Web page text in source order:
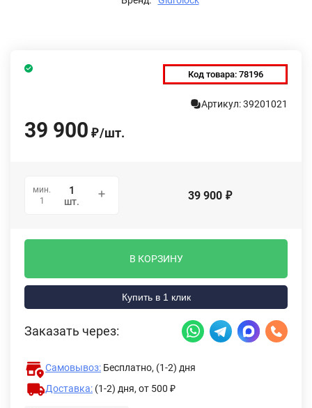
Код товара: 78196
Артикул: 39201021
39 900 ₽/шт.
мин.
1
шт. 39 900 ₽
В КОРЗИНУ
Купить в 1 клик
Заказать через:
Самовывоз: Бесплатно, (1-2) дня
Доставка: (1-2) дня, от 500 ₽